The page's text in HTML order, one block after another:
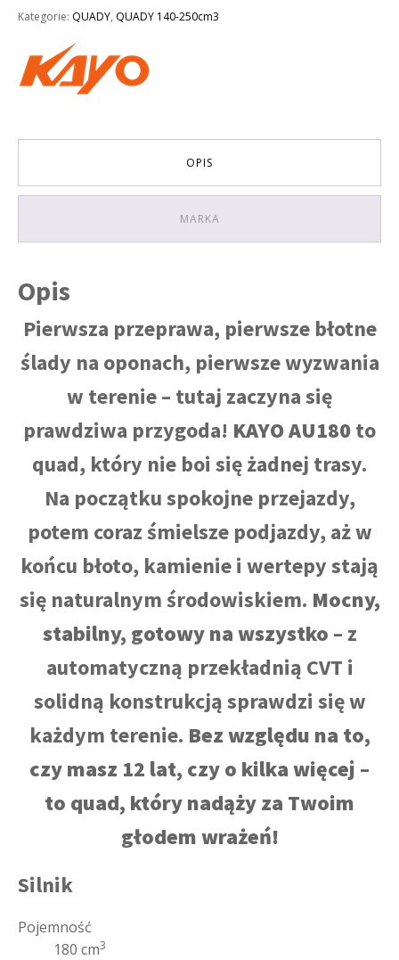
Kategorie: QUADY, QUADY 140-250cm3
OPIS
MARKA
Opis
Pierwsza przeprawa, pierwsze błotne
ślady na oponach, pierwsze wyzwania
w terenie – tutaj zaczyna się
prawdziwa przygoda! KAYO AU180to
quad, który nie boi się żadnej trasy.
Na początku spokojne przejazdy,
potem coraz śmielsze podjazdy, aż w
końcu błoto, kamienie i wertepy stają
się naturalnym środowiskiem. Mocny,
stabilny, gotowy na wszystko – z
automatyczną przekładnią CVT i
solidną konstrukcją sprawdzi się w
każdym terenie. Bez względu na to,
czy masz 12 lat, czy o kilka więcej –
to quad, który nadąży za Twoim
głodem wrażeń!
Silnik
Pojemność
180 cm3